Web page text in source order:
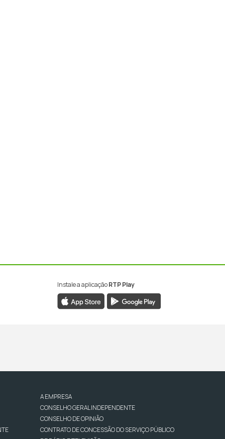
Instale a aplicaçãoRTP Play
A EMPRESA
CONSELHO GERAL INDEPENDENTE
CONSELHO DE OPINIÃO
CONTRATO DE CONCESSÃO DO SERVIÇO PÚBLICO